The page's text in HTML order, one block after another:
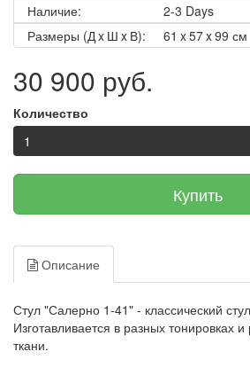
Наличие:
2-3 Days
Размеры (Д x Ш x В):
61 x 57 x 99 см
30 900 руб.
Количество
Купить
Описание
Стул "Салерно 1-41" - классический
Изготавливается в разных тонировках
ткани.